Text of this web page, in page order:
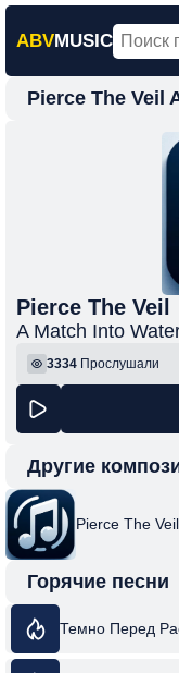
ABVMUSIC
Главная
Шансон
Фонк
Pierce The Veil
Pierce The Veil
A Match Into
3334 Прослушали
Другие
Pierce The
Горячие песни
Темно Перед